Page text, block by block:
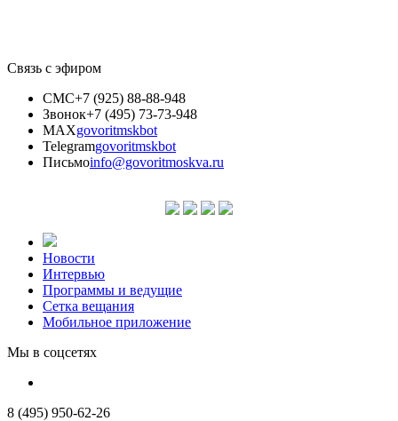
Связь с эфиром
СМС+7 (925) 88-88-948
Звонок+7 (495) 73-73-948
MAXgovoritmskbot
Telegramgovoritmskbot
Письмоinfo@govoritmoskva.ru
Новости
Интервью
Программы и ведущие
Сетка вещания
Мобильное приложение
Мы в соцсетях
8 (495) 950-62-26